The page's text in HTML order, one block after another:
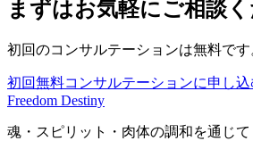
まずはお気軽にご相談
初回のコンサルテーションは無料です
初回無料コンサルテーションに申し込
Freedom Destiny
魂・スピリット・肉体の調和を通じて